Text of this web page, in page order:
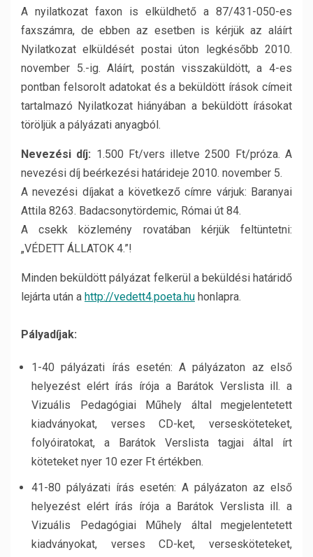
A nyilatkozat faxon is elküldhető a 87/431-050-es
faxszámra, de ebben az esetben is kérjük az aláírt
Nyilatkozat elküldését postai úton legkésőbb 2010.
november 5.-ig. Aláírt, postán visszaküldött, a 4-es
pontban felsorolt adatokat és a beküldött írások címeit
tartalmazó Nyilatkozat hiányában a beküldött írásokat
töröljük a pályázati anyagból.
Nevezési díj: 1.500 Ft/vers illetve 2500 Ft/próza. A
nevezési díj beérkezési határideje 2010. november 5.
A nevezési díjakat a következő címre várjuk: Baranyai
Attila 8263. Badacsonytördemic, Római út 84.
A csekk közlemény rovatában kérjük feltüntetni:
„VÉDETT ÁLLATOK 4.”!
Minden beküldött pályázat felkerül a beküldési határidő
lejárta után a http://vedett4.poeta.hu honlapra.
Pályadíjak:
1-40 pályázati írás esetén: A pályázaton az első
helyezést elért írás írója a Barátok Verslista ill. a
Vizuális Pedagógiai Műhely által megjelentetett
kiadványokat, verses CD-ket, versesköteteket,
folyóiratokat, a Barátok Verslista tagjai által írt
köteteket nyer 10 ezer Ft értékben.
41-80 pályázati írás esetén: A pályázaton az első
helyezést elért írás írója a Barátok Verslista ill. a
Vizuális Pedagógiai Műhely által megjelentetett
kiadványokat, verses CD-ket, versesköteteket,